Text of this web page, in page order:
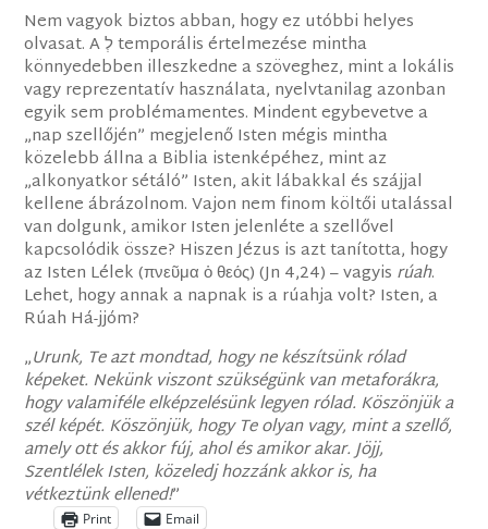
Nem vagyok biztos abban, hogy ez utóbbi helyes
olvasat. A לְ temporális értelmezése mintha
könnyedebben illeszkedne a szöveghez, mint a lokális
vagy reprezentatív használata, nyelvtanilag azonban
egyik sem problémamentes. Mindent egybevetve a
„nap szellőjén” megjelenő Isten mégis mintha
közelebb állna a Biblia istenképéhez, mint az
„alkonyatkor sétáló” Isten, akit lábakkal és szájjal
kellene ábrázolnom. Vajon nem finom költői utalással
van dolgunk, amikor Isten jelenléte a szellővel
kapcsolódik össze? Hiszen Jézus is azt tanította, hogy
az Isten Lélek (πνεῦμα ὁ θεός) (Jn 4,24) – vagyis rúah.
Lehet, hogy annak a napnak is a rúahja volt? Isten, a
Rúah Há-jjóm?
„Urunk, Te azt mondtad, hogy ne készítsünk rólad
képeket. Nekünk viszont szükségünk van metaforákra,
hogy valamiféle elképzelésünk legyen rólad. Köszönjük a
szél képét. Köszönjük, hogy Te olyan vagy, mint a szellő,
amely ott és akkor fúj, ahol és amikor akar. Jöjj,
Szentlélek Isten, közeledj hozzánk akkor is, ha
vétkeztünk ellened!”
Print Email